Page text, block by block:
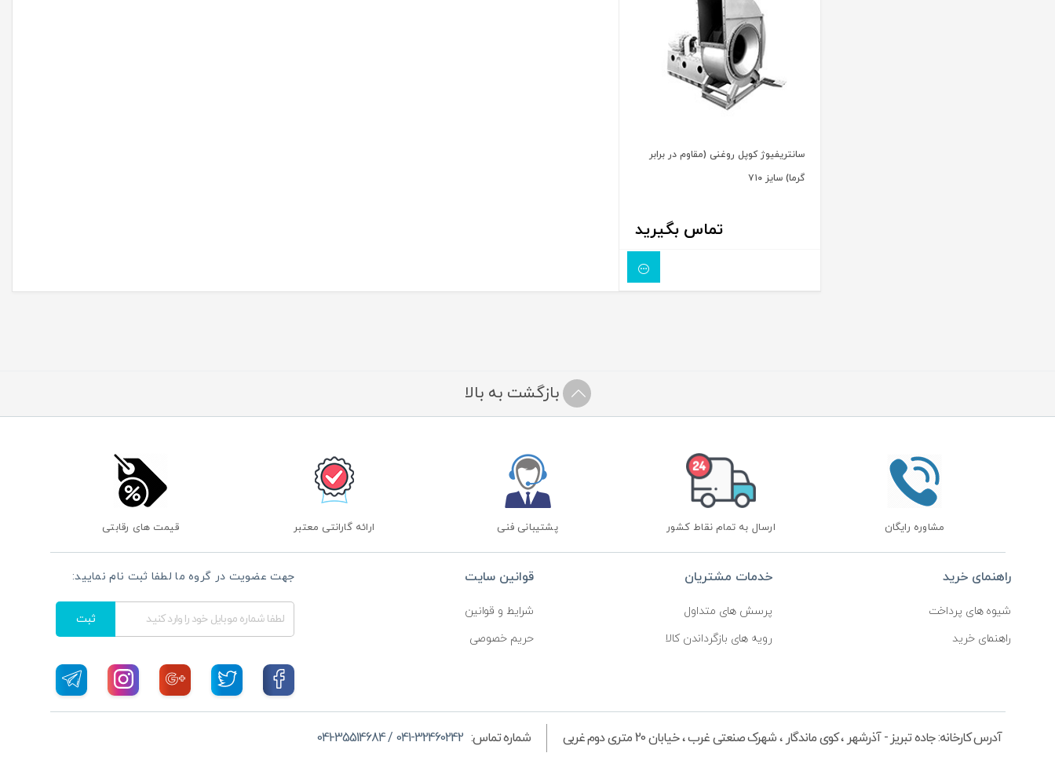
سانتریفیوژ کوپل روغنی (مقاوم در برابر
گرما) سایز ۷۱۰
تماس بگیرید
بازگشت به بالا
مشاوره رایگان ارسال به تمام نقاط کشور پشتیبانی فنی ارائه گارانتی معتبر قیمت های رقابتی
راهنمای خرید
شیوه های پرداخت
راهنمای خرید
خدمات مشتریان
پرسش های متداول
رویه های بازگرداندن کالا
قوانین سایت
شرایط و قوانین
حریم خصوصی
جهت عضویت در گروه ما لطفا ثبت نام نمایید:
ثبت
آدرس کارخانه: جاده تبریز - آذرشهر ، کوی ماندگار ، شهرک صنعتی غرب ، خیابان 20 متری دوم غربی شماره تماس: 041-32460242 / 041-35514684